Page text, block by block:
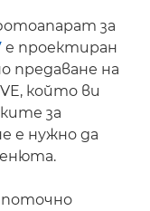
за
е проектиран
предаване на
който ви
за
е нужно да